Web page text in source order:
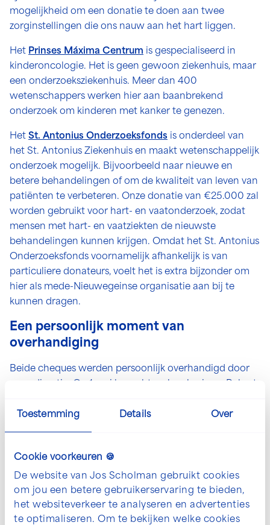
Toestemming Details Over
Cookie voorkeuren 🍪
De website van Jos Scholman gebruikt cookies
om jou een betere gebruikerservaring te bieden,
het websiteverkeer te analyseren en advertenties
te optimaliseren. Om te bekijken welke cookies
mogelijkheid om een donatie te doen aan twee
zorginstellingen die ons nauw aan het hart liggen.
Het Prinses Máxima Centrum is gespecialiseerd in
kinderoncologie. Het is geen gewoon ziekenhuis, maar
een onderzoeksziekenhuis. Meer dan 400
wetenschappers werken hier aan baanbrekend
onderzoek om kinderen met kanker te genezen.
Het St. Antonius Onderzoeksfonds is onderdeel van
het St. Antonius Ziekenhuis en maakt wetenschappelijk
onderzoek mogelijk. Bijvoorbeeld naar nieuwe en
betere behandelingen of om de kwaliteit van leven van
patiënten te verbeteren. Onze donatie van €25.000 zal
worden gebruikt voor hart- en vaatonderzoek, zodat
mensen met hart- en vaatziekten de nieuwste
behandelingen kunnen krijgen. Omdat het St. Antonius
Onderzoeksfonds voornamelijk afhankelijk is van
particuliere donateurs, voelt het is extra bijzonder om
hier als mede-Nieuwegeinse organisatie aan bij te
kunnen dragen.
Een persoonlijk moment van
overhandiging
Beide cheques werden persoonlijk overhandigd door
alleen de donatie aanboden, maar ook een rondleiding
kregen langs de onderzoeksafdelingen. Bijzonder om te
inzetten voor de genezing van kinderen met kanker. Op
9 mei ontvingen we het St. Antonius Onderzoeksfonds
bij ons op kantoor om ook hen de cheque officieel te
overhandigen.